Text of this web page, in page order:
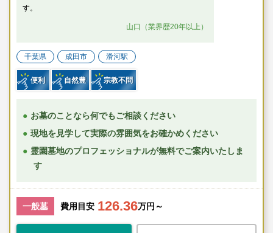
す。
山口（業界歴20年以上）
千葉県 成田市 滑河駅
便利 自然豊 宗教不問
お墓のことなら何でもご相談ください
現地を見学して実際の雰囲気をお確かめください
霊園墓地のプロフェッショナルが無料でご案内いたしま
す
一般墓 費用目安 126.36万円～